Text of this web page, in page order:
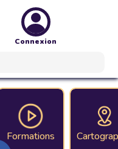
Connexion
Formations